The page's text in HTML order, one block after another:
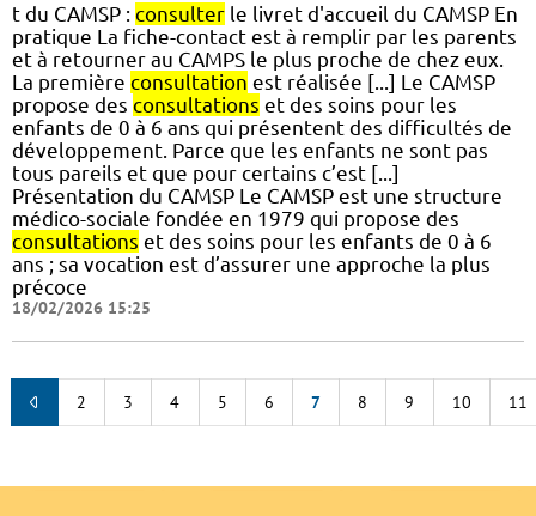
t du CAMSP : consulter le livret d'accueil du CAMSP En
pratique La fiche-contact est à remplir par les parents
et à retourner au CAMPS le plus proche de chez eux.
La première consultation est réalisée [...] Le CAMSP
propose des consultations et des soins pour les
enfants de 0 à 6 ans qui présentent des difficultés de
développement. Parce que les enfants ne sont pas
tous pareils et que pour certains c’est [...]
Présentation du CAMSP Le CAMSP est une structure
médico-sociale fondée en 1979 qui propose des
consultations et des soins pour les enfants de 0 à 6
ans ; sa vocation est d’assurer une approche la plus
précoce
18/02/2026 15:25
2 3 4 5 6 7 8 9 10 11